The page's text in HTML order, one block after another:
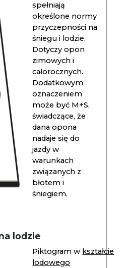
spełniają
określone normy
przyczepności na
śniegu i lodzie.
Dotyczy opon
zimowych i
całorocznych.
Dodatkowym
oznaczeniem
może być M+S,
świadczące, że
dana opona
nadaje się do
jazdy w
warunkach
związanych z
błotem i
śniegiem.
lodzie
Piktogram w kształcie
lodowego